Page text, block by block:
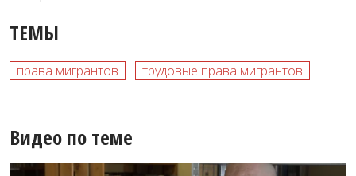
ТЕМЫ
права мигрантов трудовые права мигрантов
Видео по теме